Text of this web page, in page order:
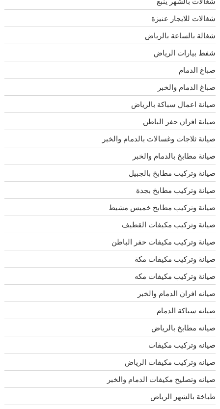
شغالات للايجار عنيزة
شغالة بالساعة بالرياض
شفط بيارات الرياض
صباغ الدمام
صباغ الدمام والخبر
صيانة اعمال سباكة بالرياض
صيانة افران حفر الباطن
صيانة ثلاجات وغسالات بالدمام والخبر
صيانة مطابخ بالدمام والخبر
صيانة وتركيب مطابخ بالجبيل
صيانة وتركيب مطابخ بجدة
صيانة وتركيب مطابخ خميس مشيط
صيانة وتركيب مكيفات القطيف
صيانة وتركيب مكيفات حفر الباطن
صيانة وتركيب مكيفات مكة
صيانة وتركيب مكيفات مكه
صيانه افران الدمام والخبر
صيانه سباكة الدمام
صيانه مطابخ بالرياض
صيانه وتركيب مكيفات
صيانه وتركيب مكيفات الرياض
صيانه وتصليح مكيفات الدمام والخبر
طباخة بالشهر الرياض